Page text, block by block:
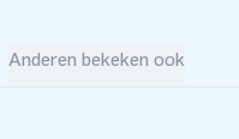
Anderen bekeken ook